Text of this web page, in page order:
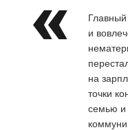
и
на
точки
семью и